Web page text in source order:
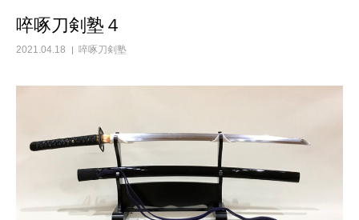
啐啄刀剣塾４
2021.04.18 啐啄刀剣塾
無双直伝英信流
会員メッセージ